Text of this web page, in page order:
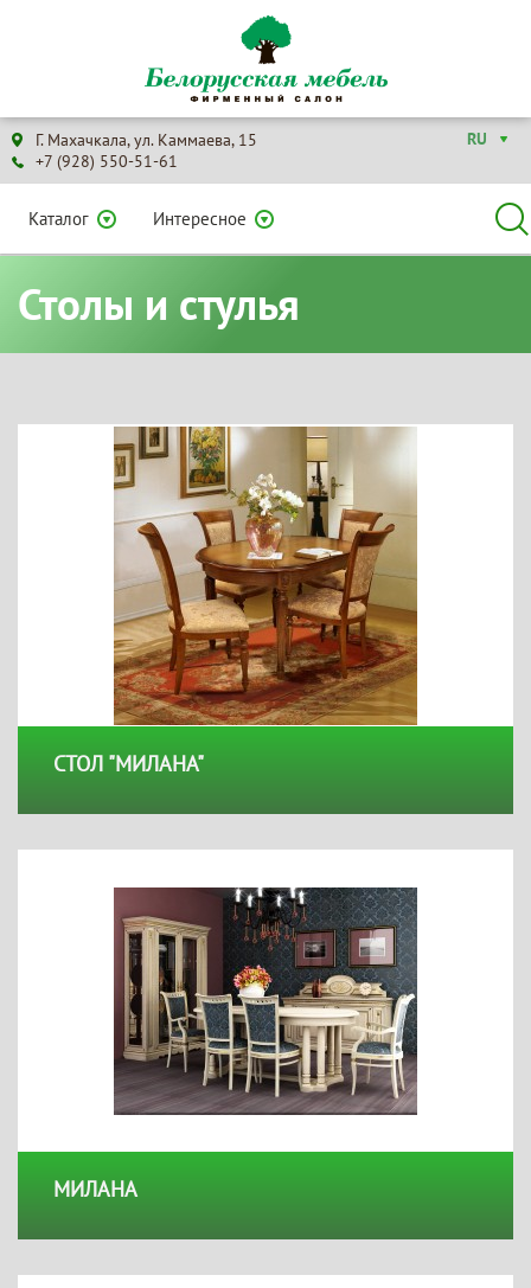
Г. Махачкала, ул. Каммаева, 15
+7 (928) 550-51-61
RU
Каталог Интересное
Столы и стулья
СТОЛ "МИЛАНА"
МИЛАНА